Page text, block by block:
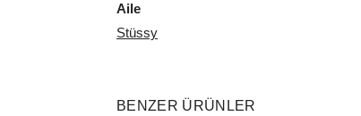
Aile
Stüssy
BENZER ÜRÜNLER